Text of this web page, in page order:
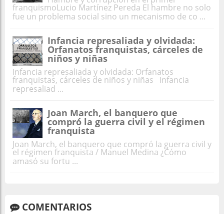
franquismoLucio Martínez Pereda El hambre no solo
fue un problema social sino un mecanismo de co ...
Infancia represaliada y olvidada:
Orfanatos franquistas, cárceles de
niños y niñas
Infancia represaliada y olvidada: Orfanatos
franquistas, cárceles de niños y niñas Infancia
represaliad ...
Joan March, el banquero que
compró la guerra civil y el régimen
franquista
Joan March, el banquero que compró la guerra civil y
el régimen franquista / Manuel Medina ¿Cómo
amasó su fortu ...
COMENTARIOS